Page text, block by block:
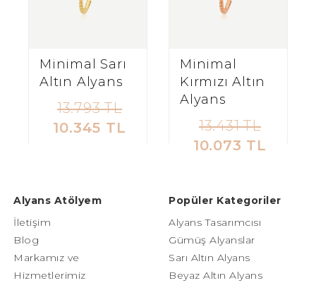
Minimal Sarı
Altın Alyans
13.793 TL
10.345 TL
Minimal
Kırmızı Altın
Alyans
13.431 TL
10.073 TL
Alyans Atölyem
İletişim
Blog
Markamız ve
Hizmetlerimiz
Popüler Kategoriler
Alyans Tasarımcısı
Gümüş Alyanslar
Sarı Altın Alyans
Beyaz Altın Alyans